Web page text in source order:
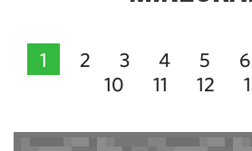
1 2 3 4 5 6
10
11 12